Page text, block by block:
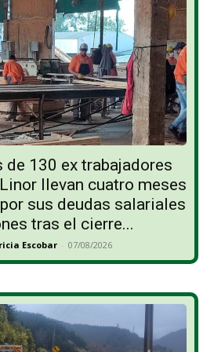
130 ex trabajadores
llevan cuatro meses
sus deudas salariales
tras el cierre...
Escobar - 07/08/2026